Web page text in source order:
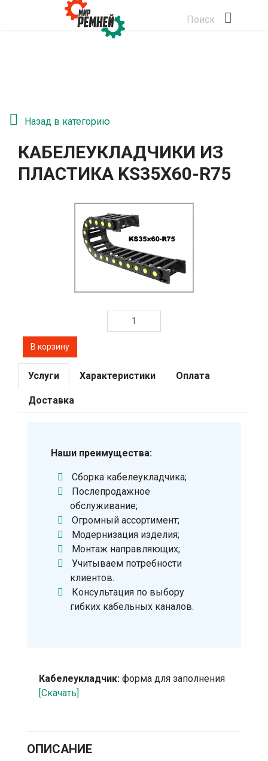
Поиск
Назад в категорию
КАБЕЛЕУКЛАДЧИКИ ИЗ
ПЛАСТИКА KS35Х60-R75
Услуги Характеристики Оплата
Доставка
Наши преимущества:
Сборка кабелеукладчика;
Послепродажное
обслуживание;
Огромный ассортимент;
Модернизация изделия;
Монтаж направляющих;
Учитываем потребности
клиентов.
Консультация по выбору
гибких кабельных каналов.
Кабелеукладчик: форма для заполнения
[Скачать]
ОПИСАНИЕ